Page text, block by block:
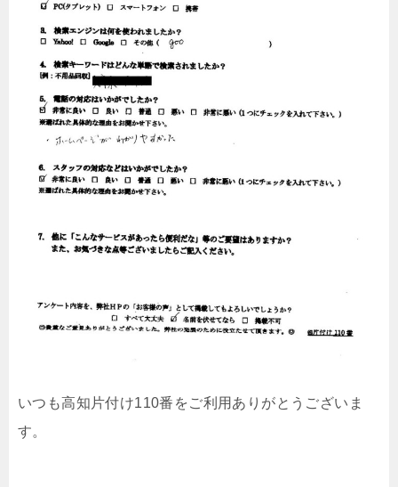
いつも高知片付け110番をご利用ありがとうございま
す。